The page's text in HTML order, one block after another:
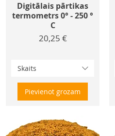
Digitālais pārtikas
termometrs 0° - 250 °
C
Cena
20,25 €
Skaits
Pievienot grozam